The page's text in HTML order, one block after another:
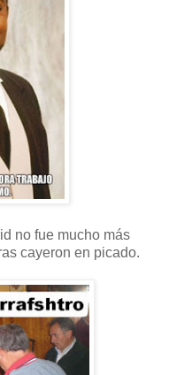
no fue mucho más
cayeron en picado.